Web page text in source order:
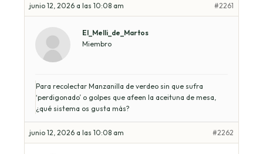
junio 12, 2026 a las 10:08 am #2261
El_Melli_de_Martos
Miembro
Para recolectar Manzanilla de verdeo sin que sufra
‘perdigonado’ o golpes que afeen la aceituna de mesa,
¿qué sistema os gusta más?
junio 12, 2026 a las 10:08 am #2262